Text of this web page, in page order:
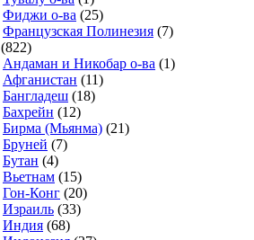
Фиджи о-ва (25)
Французская Полинезия (7)
(822)
Андаман и Никобар о-ва (1)
Афганистан (11)
Бангладеш (18)
Бахрейн (12)
Бирма (Мьянма) (21)
Бруней (7)
Бутан (4)
Вьетнам (15)
Гон-Конг (20)
Израиль (33)
Индия (68)